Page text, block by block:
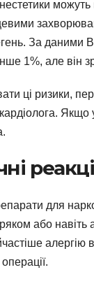
За даними
1%, але він
ці ризики,
кардіолога.
для
або навіть
алергію